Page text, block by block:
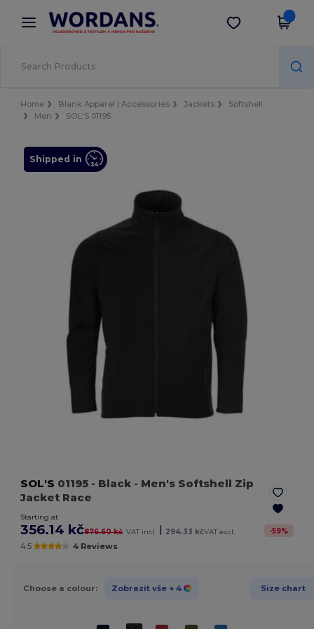
× Aplikace Wordans
Lepší ceny v aplikaci!
Stáhnout app
Home Blank Apparel | Accessories Jackets
Softshell
Men
SOL'S 01195
Shipped in
SOL'S 01195 - Black - Men's Softshell Zip
Jacket Race
Starting at
356.14 kč876.60 kč VAT incl. | 294.33 kčVAT excl. -59%
4.5 4 Reviews
Choose a colour: Zobrazit vše + 4 Size chart